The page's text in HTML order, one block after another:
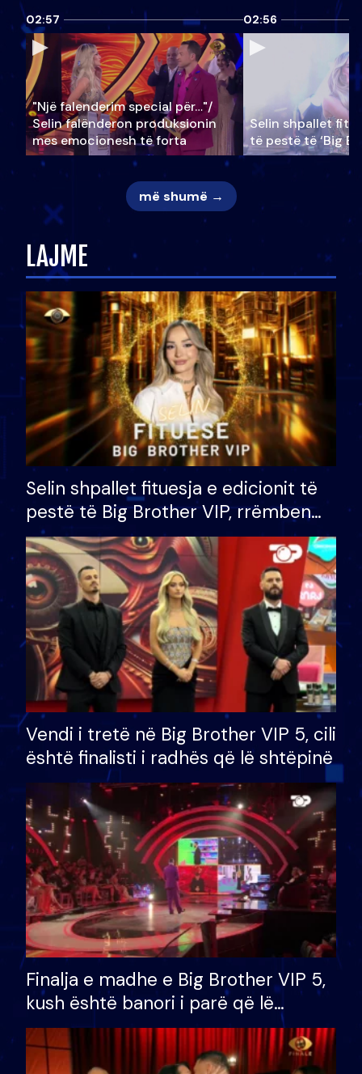
02:57
"Një falenderim special për…"/
Selin falënderon produksionin
mes emocionesh të forta
02:56
Selin shpallet
të pestë të ‘Big
më shumë →
LAJME
Selin shpallet fituesja e edicionit të
pestë të Big Brother VIP, rrëmben
çmimin e madh prej 100 mijë eurosh
Vendi i tretë në Big Brother VIP 5, cili
është finalisti i radhës që lë shtëpinë
Finalja e madhe e Big Brother VIP 5,
kush është banori i parë që lë
shtëpinë dhe humb mundësinë për
të fituar çmimin e madh